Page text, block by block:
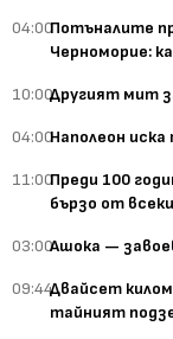
04:00Потъналите
Черноморие:
10:00Другият мит
04:00Наполеон
11:00Преди 100
бързо от
03:00Ашока —
09:44Двайсет
тайният